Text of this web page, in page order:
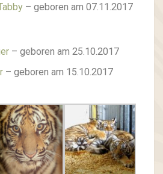
– geboren am 07.11.2017
– geboren am 25.10.2017
– geboren am 15.10.2017